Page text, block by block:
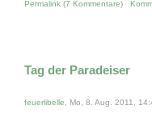
Permalink (7 Kommentare)
Tag der Paradeiser
feuerlibelle , Mo, 8. Aug. 2011,